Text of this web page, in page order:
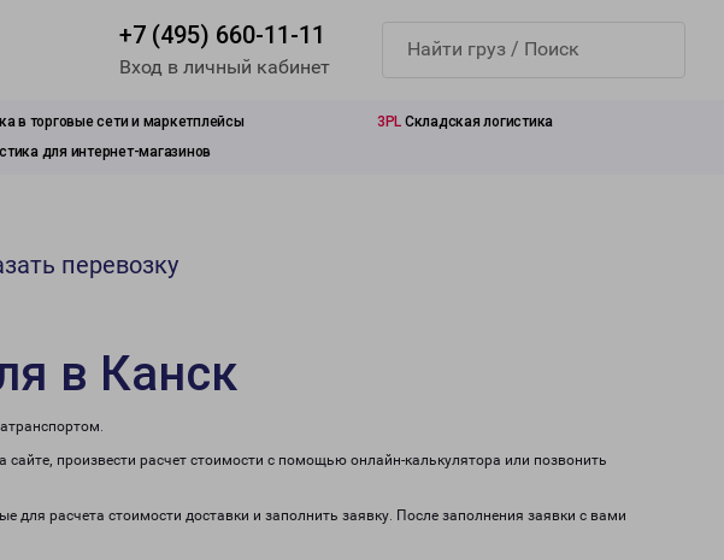
+7 (495) 660-11-11
Вход в личный кабинет
в торговые сети и маркетплейсы 3PL Складская логистика
для интернет-магазинов
перевозку
в Канск
произвести расчет стоимости с помощью онлайн-калькулятора или позвонить
расчета стоимости доставки и заполнить заявку. После заполнения заявки с вами